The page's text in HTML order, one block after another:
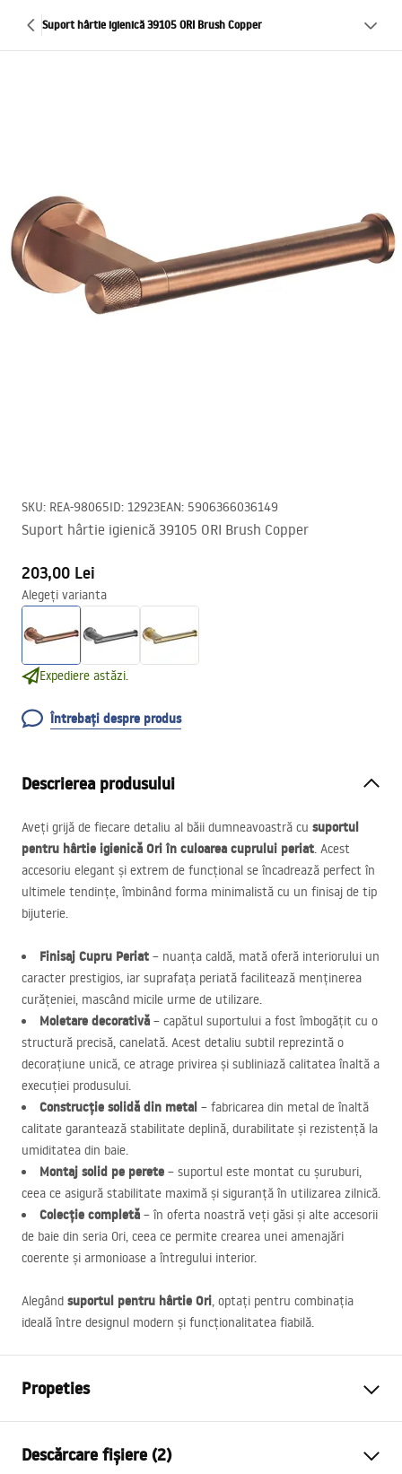
Suport hârtie igienică 39105 ORI Brush Copper
SKU: REA-98065ID: 12923EAN: 5906366036149
Suport hârtie igienică 39105 ORI Brush Copper
203,00 Lei
Alegeți varianta
Expediere astăzi.
Întrebați despre produs
Descrierea produsului
Aveți grijă de fiecare detaliu al băii dumneavoastră cu suportul
pentru hârtie igienică Ori în culoarea cuprului periat. Acest
accesoriu elegant și extrem de funcțional se încadrează perfect în
ultimele tendințe, îmbinând forma minimalistă cu un finisaj de tip
bijuterie.
Finisaj Cupru Periat – nuanța caldă, mată oferă interiorului un
caracter prestigios, iar suprafața periată facilitează menținerea
curățeniei, mascând micile urme de utilizare.
Moletare decorativă – capătul suportului a fost îmbogățit cu o
structură precisă, canelată. Acest detaliu subtil reprezintă o
decorațiune unică, ce atrage privirea și subliniază calitatea înaltă a
execuției produsului.
Construcție solidă din metal – fabricarea din metal de înaltă
calitate garantează stabilitate deplină, durabilitate și rezistență la
umiditatea din baie.
Montaj solid pe perete – suportul este montat cu șuruburi,
ceea ce asigură stabilitate maximă și siguranță în utilizarea zilnică.
Colecție completă – în oferta noastră veți găsi și alte accesorii
de baie din seria Ori, ceea ce permite crearea unei amenajări
coerente și armonioase a întregului interior.
Alegând suportul pentru hârtie Ori, optați pentru combinația
ideală între designul modern și funcționalitatea fiabilă.
Propeties
Material
Descărcare fișiere (2)